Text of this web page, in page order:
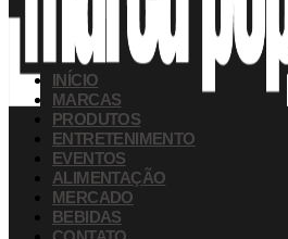
INÍCIO
MARCAS
PRODUTOS
ENTRETENIMENTO
EVENTOS
ALIMENTAÇÃO
MERCADO
BEBIDAS